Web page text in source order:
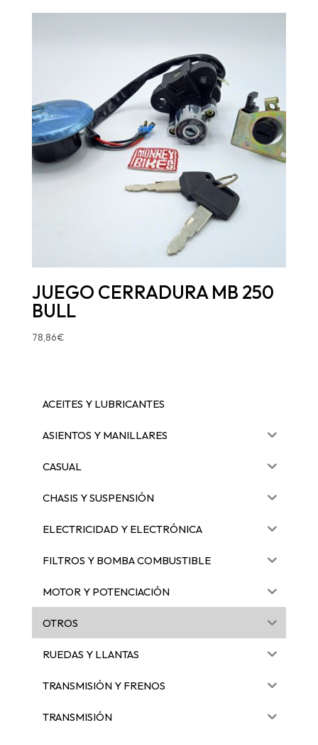
JUEGO CERRADURA MB 250
BULL
78,86€
ACEITES Y LUBRICANTES
ASIENTOS Y MANILLARES
CASUAL
CHASIS Y SUSPENSIÓN
ELECTRICIDAD Y ELECTRÓNICA
FILTROS Y BOMBA COMBUSTIBLE
MOTOR Y POTENCIACIÓN
OTROS
RUEDAS Y LLANTAS
TRANSMISIÓN Y FRENOS
TRANSMISIÓN